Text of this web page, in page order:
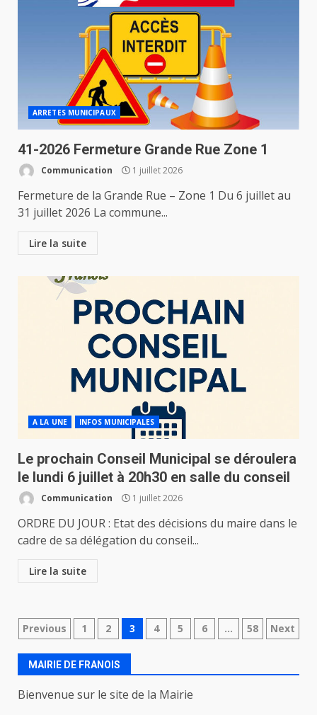
ARRETES MUNICIPAUX
41-2026 Fermeture Grande Rue Zone 1
Communication 1 juillet 2026
Fermeture de la Grande Rue – Zone 1 Du 6 juillet au
31 juillet 2026 La commune...
Lire la suite
A LA UNE INFOS MUNICIPALES
Le prochain Conseil Municipal se déroulera
le lundi 6 juillet à 20h30 en salle du conseil
Communication 1 juillet 2026
ORDRE DU JOUR : Etat des décisions du maire dans le
cadre de sa délégation du conseil...
Lire la suite
Navigation
des
articles
Previous 1 2 3 4 5 6 … 58 Next
MAIRIE DE FRANOIS
Bienvenue sur le site de la Mairie